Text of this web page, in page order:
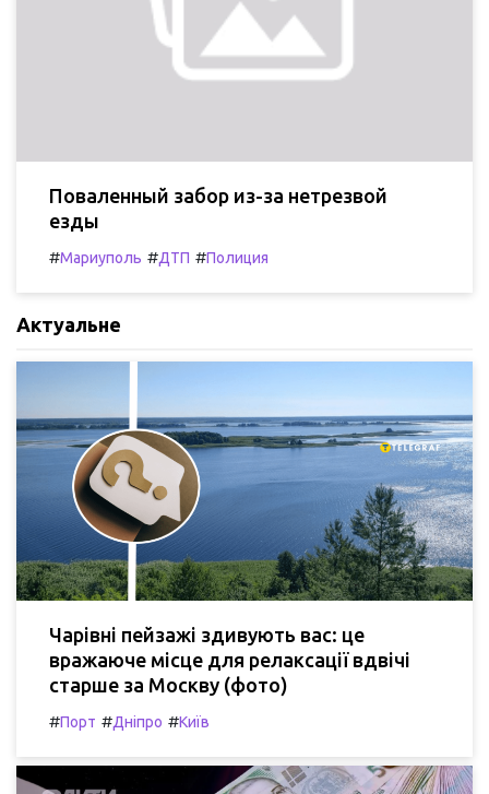
Поваленный забор из-за нетрезвой
езды
#Мариуполь #ДТП #Полиция
Актуальне
Чарівні пейзажі здивують вас: це
вражаюче місце для релаксації вдвічі
старше за Москву (фото)
#Порт #Дніпро #Київ